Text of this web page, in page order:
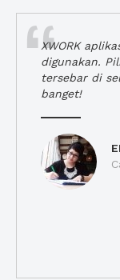
XWORK
digunakan.
tersebar di
banget!